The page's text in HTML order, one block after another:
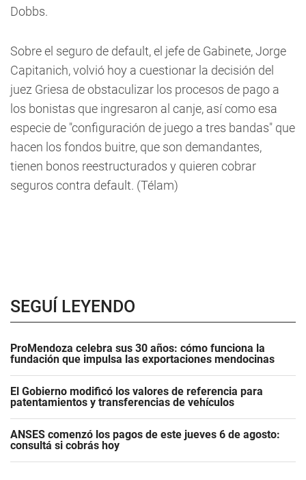
Dobbs.
Sobre el seguro de default, el jefe de Gabinete, Jorge
Capitanich, volvió hoy a cuestionar la decisión del
juez Griesa de obstaculizar los procesos de pago a
los bonistas que ingresaron al canje, así como esa
especie de "configuración de juego a tres bandas" que
hacen los fondos buitre, que son demandantes,
tienen bonos reestructurados y quieren cobrar
seguros contra default. (Télam)
SEGUÍ LEYENDO
ProMendoza celebra sus 30 años: cómo funciona la
fundación que impulsa las exportaciones mendocinas
El Gobierno modificó los valores de referencia para
patentamientos y transferencias de vehículos
ANSES comenzó los pagos de este jueves 6 de agosto:
consultá si cobrás hoy